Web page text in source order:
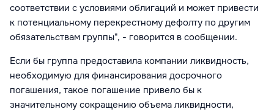
соответствии с условиями облигаций и может привести
к потенциальному перекрестному дефолту по другим
обязательствам группы", - говорится в сообщении.
Если бы группа предоставила компании ликвидность,
необходимую для финансирования досрочного
погашения, такое погашение привело бы к
значительному сокращению объема ликвидности,